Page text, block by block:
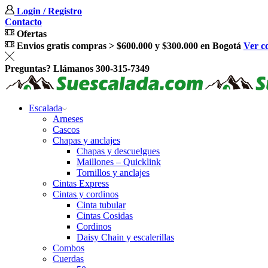
Login / Registro
Contacto
Ofertas
Envios gratis compras > $600.000 y $300.000 en Bogotá Ver
Preguntas? Llámanos 300-315-7349
Escalada
Arneses
Cascos
Chapas y anclajes
Chapas y descuelgues
Maillones – Quicklink
Tornillos y anclajes
Cintas Express
Cintas y cordinos
Cinta tubular
Cintas Cosidas
Cordinos
Daisy Chain y escalerillas
Combos
Cuerdas